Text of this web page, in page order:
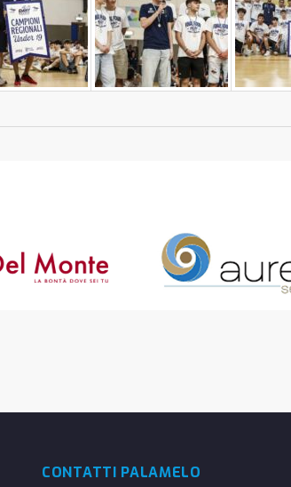
CONTATTI PALAMELO